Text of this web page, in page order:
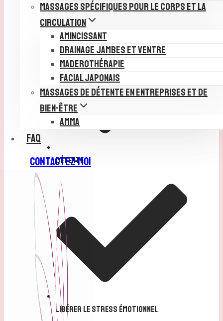
MASSAGES SPÉCIFIQUES POUR LE CORPS ET LA
CIRCULATION
AMINCISSANT
DRAINAGE JAMBES ET VENTRE
MADEROTHÉRAPIE
FACIAL JAPONAIS
MASSAGES DE DÉTENTE EN ENTREPRISES ET DE
BIEN-ÊTRE
AMMA
FAQ
CONTACTEZ-MOI
relâche les tensions
Détente
Libérer le stress émotionnel